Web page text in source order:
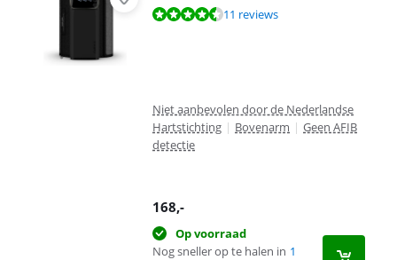
Beoordeling is 8,8 van de 10, gebaseerd op 11 reviews.
11 reviews
Niet aanbevolen door de Nederlandse
Hartstichting | Bovenarm | Geen AFIB
detectie
168,-
Op voorraad
Nog sneller op te halen in 1